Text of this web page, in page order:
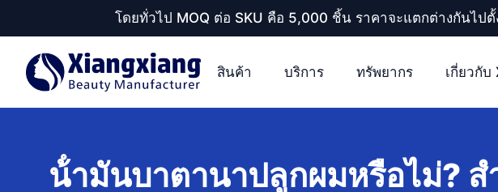
โดยทั่วไป MOQ ต่อ SKU คือ 5,000 ชิ้น ราคาจะแตกต่างกันไ
สินค้า บริการ ทรัพยากร เกี่ยวกับ
น้ํามันบาตานาปลูกผมหรือไม่?